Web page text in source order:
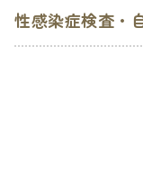
性感染症検査・